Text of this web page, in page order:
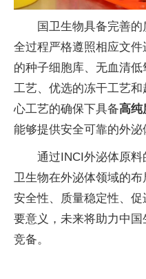
国卫生物具备完善
全过程严格遵照相应文
的种子细胞库、无血清
工艺、优选的冻干工艺
心工艺的确保下具备高纯
能够提供安全可靠的外泌
通过INCI外泌体原
卫生物在外泌体领域的
安全性、质量稳定性、
要意义，未来将助力中
竞备。